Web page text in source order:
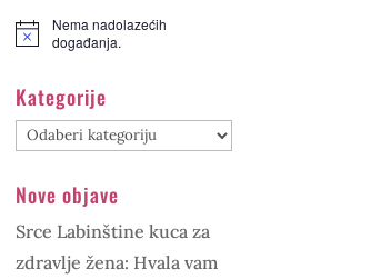
Nema nadolazećih
događanja.
Kategorije
Kategorije
Nove objave
Srce Labinštine kuca za
zdravlje žena: Hvala vam